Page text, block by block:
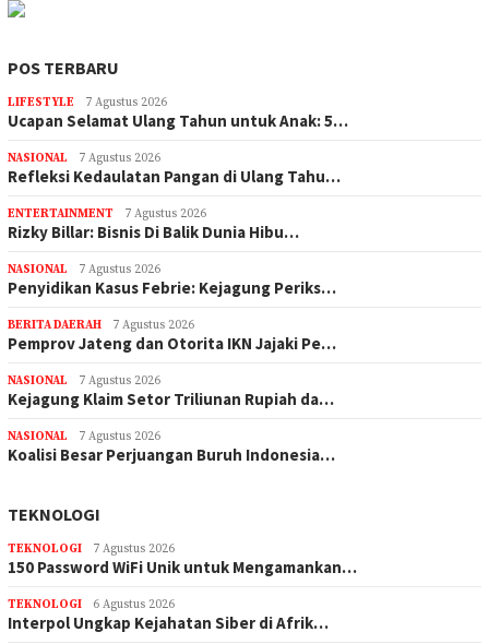
POS TERBARU
LIFESTYLE 7 Agustus 2026
Ucapan Selamat Ulang Tahun untuk Anak: 5…
NASIONAL 7 Agustus 2026
Refleksi Kedaulatan Pangan di Ulang Tahu…
ENTERTAINMENT 7 Agustus 2026
Rizky Billar: Bisnis Di Balik Dunia Hibu…
NASIONAL 7 Agustus 2026
Penyidikan Kasus Febrie: Kejagung Periks…
BERITA DAERAH 7 Agustus 2026
Pemprov Jateng dan Otorita IKN Jajaki Pe…
NASIONAL 7 Agustus 2026
Kejagung Klaim Setor Triliunan Rupiah da…
NASIONAL 7 Agustus 2026
Koalisi Besar Perjuangan Buruh Indonesia…
TEKNOLOGI
TEKNOLOGI 7 Agustus 2026
150 Password WiFi Unik untuk Mengamankan…
TEKNOLOGI 6 Agustus 2026
Interpol Ungkap Kejahatan Siber di Afrik…